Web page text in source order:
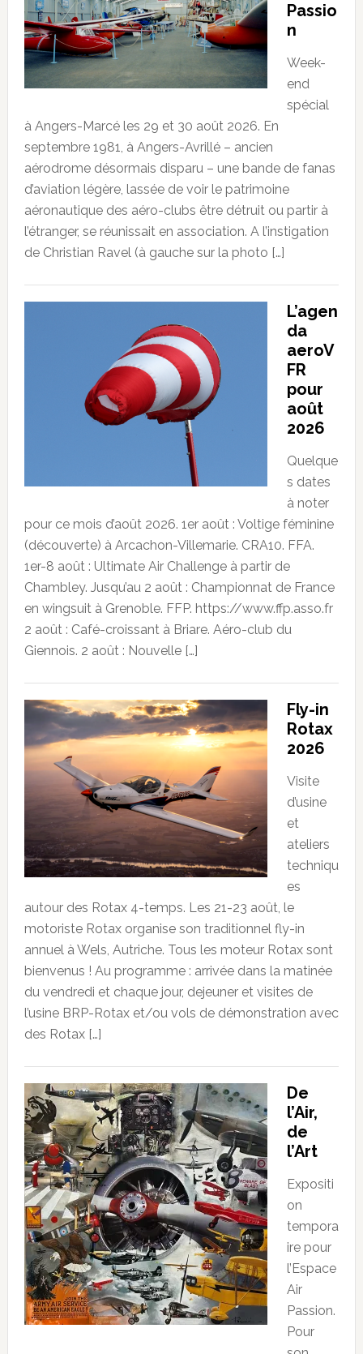
Passio
n
Week-
end
spécial
à Angers-Marcé les 29 et 30 août 2026. En
septembre 1981, à Angers-Avrillé – ancien
aérodrome désormais disparu – une bande de fanas
d’aviation légère, lassée de voir le patrimoine
aéronautique des aéro-clubs être détruit ou partir à
l’étranger, se réunissait en association. A l’instigation
de Christian Ravel (à gauche sur la photo […]
L’agen
da
aeroV
FR
pour
août
2026
Quelque
s dates
à noter
pour ce mois d’août 2026. 1er août : Voltige féminine
(découverte) à Arcachon-Villemarie. CRA10. FFA.
1er-8 août : Ultimate Air Challenge à partir de
Chambley. Jusqu’au 2 août : Championnat de France
en wingsuit à Grenoble. FFP. https://www.ffp.asso.fr
2 août : Café-croissant à Briare. Aéro-club du
Giennois. 2 août : Nouvelle […]
Fly-in
Rotax
2026
Visite
d’usine
et
ateliers
techniqu
es
autour des Rotax 4-temps. Les 21-23 août, le
motoriste Rotax organise son traditionnel fly-in
annuel à Wels, Autriche. Tous les moteur Rotax sont
bienvenus ! Au programme : arrivée dans la matinée
du vendredi et chaque jour, dejeuner et visites de
l’usine BRP-Rotax et/ou vols de démonstration avec
des Rotax […]
De
l’Air,
de
l’Art
Expositi
on
tempora
ire pour
l’Espace
Air
Passion.
Pour